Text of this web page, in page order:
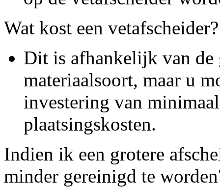
Wat kost een vetafscheider?
Dit is afhankelijk van de
materiaalsoort, maar u
investering van
plaatsingskosten.
Indien ik een grotere
minder gereinigd te